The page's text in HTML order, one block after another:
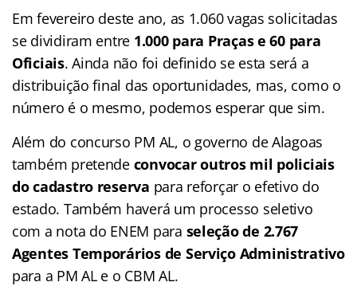
Em fevereiro deste ano, as 1.060 vagas solicitadas
se dividiram entre 1.000 para Praças e 60 para
Oficiais. Ainda não foi definido se esta será a
distribuição final das oportunidades, mas, como o
número é o mesmo, podemos esperar que sim.
Além do concurso PM AL, o governo de Alagoas
também pretende convocar outros mil policiais
do cadastro reserva para reforçar o efetivo do
estado. Também haverá um processo seletivo
com a nota do ENEM para seleção de 2.767
Agentes Temporários de Serviço Administrativo
para a PM AL e o CBM AL.